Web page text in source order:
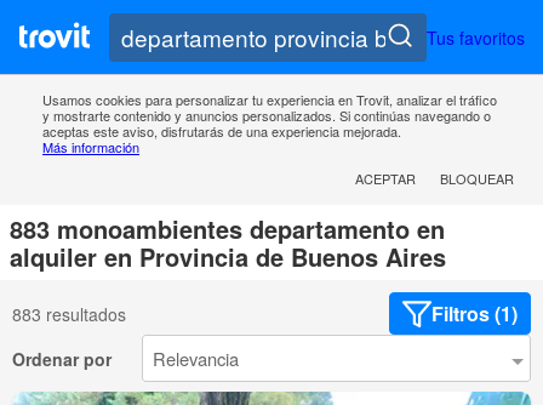
Tus favoritos
Usamos cookies para personalizar tu experiencia en Trovit, analizar el tráfico
y mostrarte contenido y anuncios personalizados. Si continúas navegando o
aceptas este aviso, disfrutarás de una experiencia mejorada.
Más información
ACEPTAR
BLOQUEAR
883 monoambientes departamento en
alquiler en Provincia de Buenos Aires
883 resultados Filtros (1)
Ordenar por